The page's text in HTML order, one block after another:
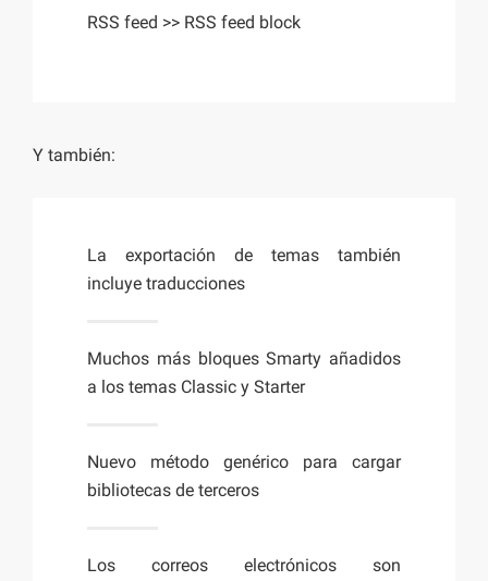
RSS feed >> RSS feed block
Y también:
La exportación de temas también
incluye traducciones
Muchos más bloques Smarty añadidos
a los temas Classic y Starter
Nuevo método genérico para cargar
bibliotecas de terceros
Los correos electrónicos son